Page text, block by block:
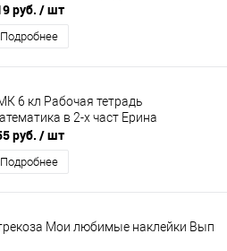
руб. / шт
Подробнее
6 кл Рабочая тетрадь
в 2-х част Ерина
руб. / шт
Подробнее
Мои любимые наклейки Вып